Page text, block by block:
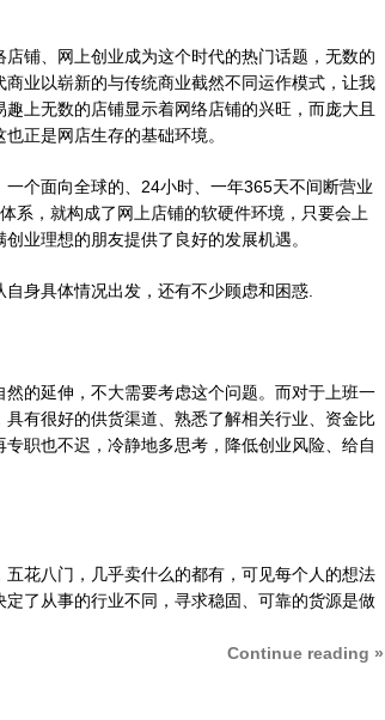
铺、网上创业成为这个时代的热门话题，无数的
业以崭新的与传统商业截然不同运作模式，让我
上无数的店铺显示着网络店铺的兴旺，而庞大且
正是网店生存的基础环境。
个面向全球的、24小时、一年365天不间断营业
系，就构成了网上店铺的软硬件环境，只要会上
业理想的朋友提供了良好的发展机遇。
身具体情况出发，还有不少顾虑和困惑.
的延伸，不大需要考虑这个问题。而对于上班一
有很好的供货渠道、熟悉了解相关行业、资金比
职也不迟，冷静地多思考，降低创业风险、给自
花八门，几乎卖什么的都有，可见每个人的想法
了从事的行业不同，寻求稳固、可靠的货源是做
Continue reading »